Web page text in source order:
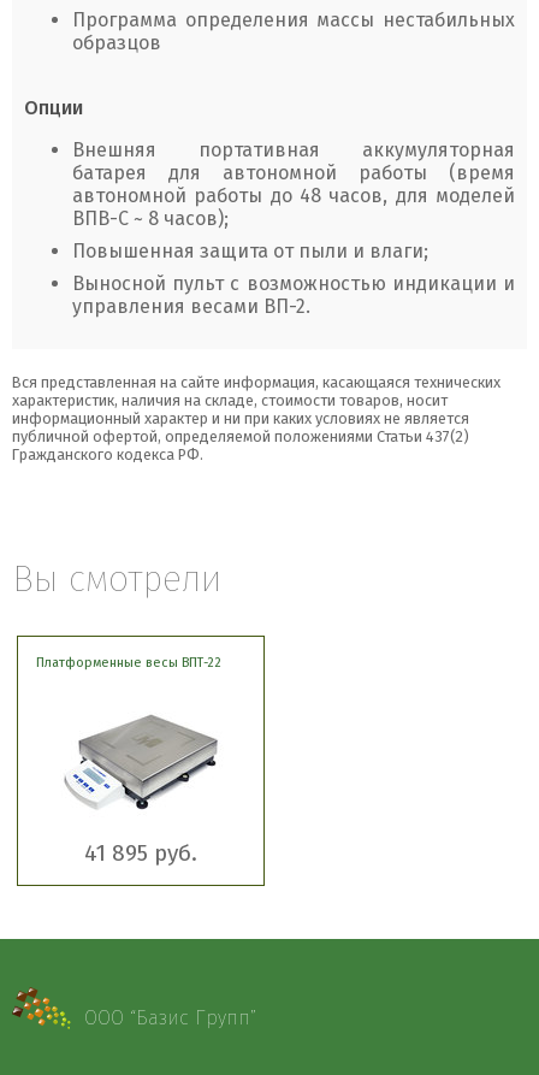
Программа определения массы нестабильных
образцов
Опции
Внешняя портативная аккумуляторная
батарея для автономной работы (время
автономной работы до 48 часов, для моделей
ВПВ-С ~ 8 часов);
Повышенная защита от пыли и влаги;
Выносной пульт с возможностью индикации и
управления весами ВП-2.
Вся представленная на сайте информация, касающаяся технических
характеристик, наличия на складе, стоимости товаров, носит
информационный характер и ни при каких условиях не является
публичной офертой, определяемой положениями Статьи 437(2)
Гражданского кодекса РФ.
Вы смотрели
Платформенные весы ВПТ-22
41 895 руб.
ООО “Базис Групп”